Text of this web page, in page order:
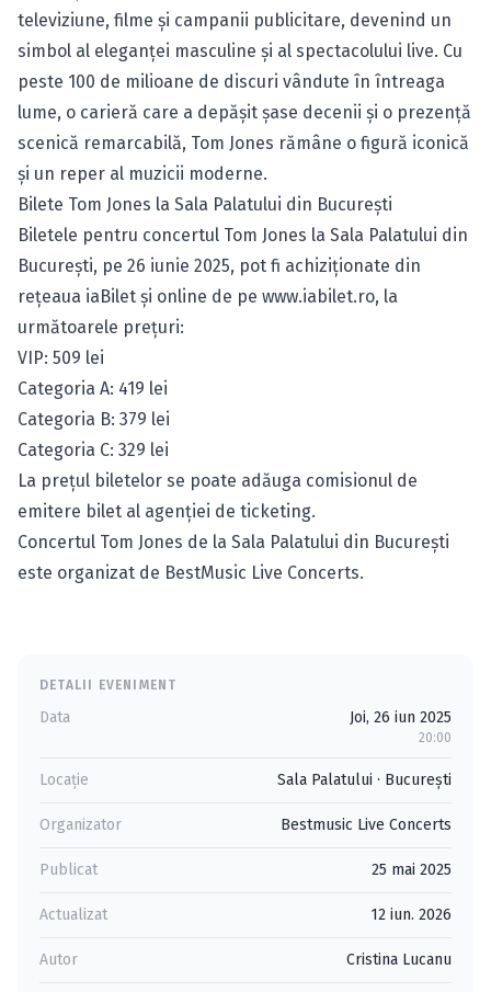
televiziune, filme și campanii publicitare, devenind un
simbol al eleganței masculine și al spectacolului live. Cu
peste 100 de milioane de discuri vândute în întreaga
lume, o carieră care a depășit șase decenii și o prezență
scenică remarcabilă, Tom Jones rămâne o figură iconică
și un reper al muzicii moderne.
Bilete Tom Jones la Sala Palatului din București
Biletele pentru concertul Tom Jones la Sala Palatului din
Bucureşti, pe 26 iunie 2025, pot fi achiziționate din
rețeaua iaBilet și online de pe www.iabilet.ro, la
următoarele prețuri:
VIP: 509 lei
Categoria A: 419 lei
Categoria B: 379 lei
Categoria C: 329 lei
La prețul biletelor se poate adăuga comisionul de
emitere bilet al agenției de ticketing.
Concertul Tom Jones de la Sala Palatului din București
este organizat de BestMusic Live Concerts.
DETALII EVENIMENT
Data Joi, 26 iun 2025
20:00
Locație Sala Palatului · Bucureşti
Organizator Bestmusic Live Concerts
Publicat 25 mai 2025
Actualizat 12 iun. 2026
Autor Cristina Lucanu